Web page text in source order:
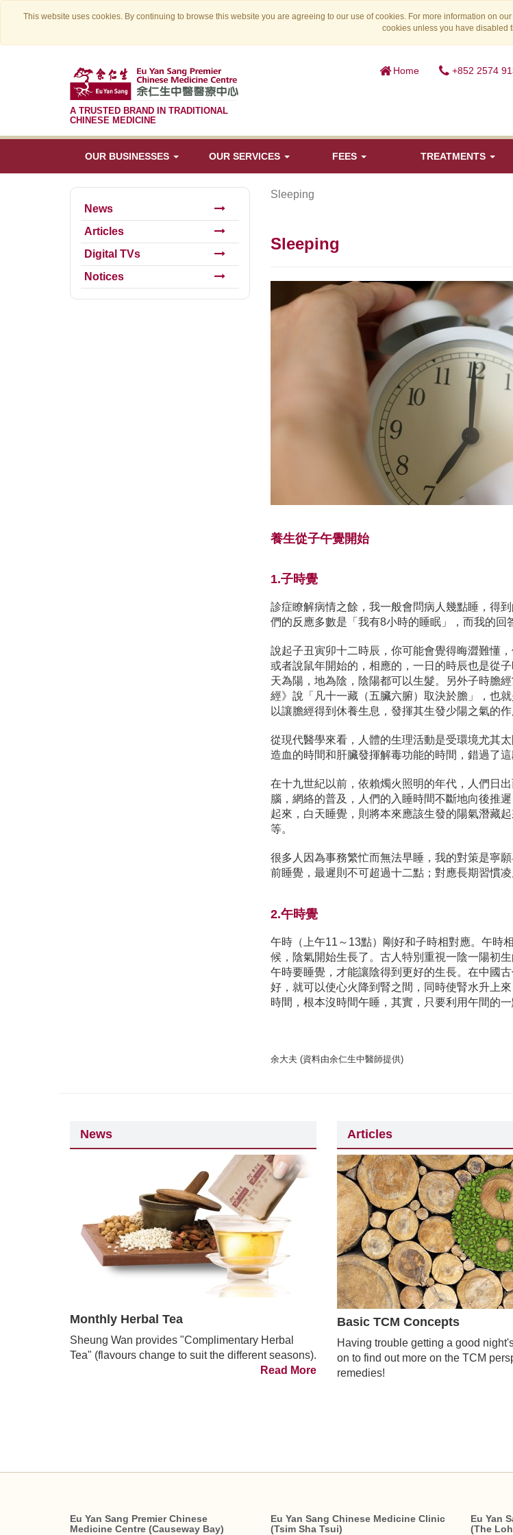
This website uses cookies. By continuing to browse this website you are agreeing to our use of cookies. For more information on
cookies unless you have disabled
A TRUSTED BRAND IN TRADITIONAL
CHINESE MEDICINE
Home +852 2574
OUR BUSINESSES OUR SERVICES FEES TREATMENTS
News
Articles
Digital TVs
Notices
Sleeping
Sleeping
養生從子午覺開始
1.子時覺
診症瞭解病情之餘，我一般會問病人幾點睡，得
們的反應多數是「我有8小時的睡眠」，而我的回
說起子丑寅卯十二時辰，你可能會覺得晦澀難懂
或者說鼠年開始的，相應的，一日的時辰也是從
天為陽，地為陰，陰陽都可以生髮。另外子時膽
經》說「凡十一藏（五臟六腑）取決於膽」，也
以讓膽經得到休養生息，發揮其生發少陽之氣的作
從現代醫學來看，人體的生理活動是受環境尤其
造血的時間和肝臟發揮解毒功能的時間，錯過了
在十九世紀以前，依賴燭火照明的年代，人們日
腦，網絡的普及，人們的入睡時間不斷地向後推
起來，白天睡覺，則將本來應該生發的陽氣潛藏
等。
很多人因為事務繁忙而無法早睡，我的對策是寧
前睡覺，最遲則不可超過十二點；對應長期習慣
2.午時覺
午時（上午11～13點）剛好和子時相對應。午時
候，陰氣開始生長了。古人特別重視一陰一陽初
午時要睡覺，才能讓陰得到更好的生長。在中國
好，就可以使心火降到腎之間，同時使腎水升上
時間，根本沒時間午睡，其實，只要利用午間的
余大夫 (資料由余仁生中醫師提供)
News
Monthly Herbal Tea
Sheung Wan provides "Complimentary Herbal
Tea" (flavours change to suit the different seasons).
Read More
Articles
Basic TCM Concepts
Having trouble getting a good
on to find out more on the TCM
remedies!
Eu Yan Sang Premier Chinese
Medicine Centre (Causeway Bay)
Eu Yan Sang Chinese Medicine Clinic
(Tsim Sha Tsui)
Eu Yan
(The